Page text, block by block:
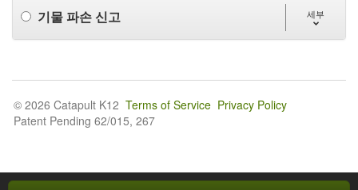
기물 파손 신고 세부
© 2026 Catapult K12 Terms of Service Privacy Policy
Patent Pending 62/015, 267